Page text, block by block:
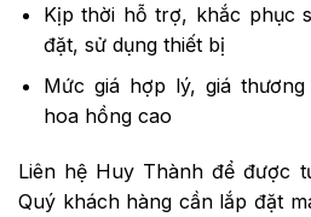
Kịp thời hỗ trợ, khắc phục
đặt, sử dụng thiết bị
Mức giá hợp lý, giá
hoa hồng cao
Liên hệ Huy Thành để được
Quý khách hàng cần lắp đặt